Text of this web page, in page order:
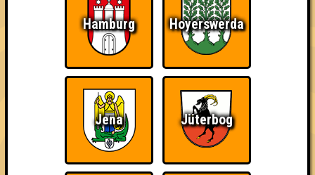
Euch!
Hamburg Hoyerswerda
Jena Jüterbog